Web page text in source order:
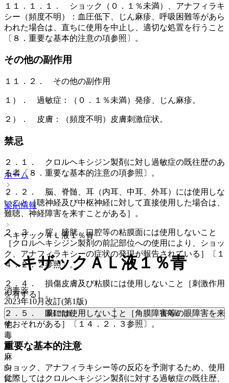
１１．１．１． ショック（０．１％未満）、アナフィラキ
シー（頻度不明）：血圧低下、じん麻疹、呼吸困難等があら
われた場合は、直ちに使用を中止し、適切な処置を行うこと
〔８．重要な基本的注意の項参照〕。
その他の副作用
１１．２． その他の副作用
１）． 過敏症：（０．１％未満）発疹、じん麻疹。
２）． 皮膚：（頻度不明）皮膚刺激症状。
禁忌
２．１． クロルヘキシジン製剤に対し過敏症の既往歴のあ
る者〔８．重要な基本的注意の項参照〕。
２．２． 脳、脊髄、耳（内耳、中耳、外耳）には使用しな
いこと［聴神経及び中枢神経に対して直接使用した場合は、
難聴、神経障害を来すことがある］。
２．３． 腟、膀胱、口腔等の粘膜面には使用しないこと
［クロルヘキシジン製剤の前記部位への使用により、ショッ
ク、アナフィラキシーの症状の発現が報告されている］〔１
４．２．２参照〕。
２．４． 損傷皮膚及び粘膜には使用しないこと［刺激作用
を有する］。
２．５． 眼には使用しないこと［角膜障害等の眼障害を来
すおそれがある］〔１４．２．３参照〕。
重要な基本的注意
ショック、アナフィラキシー等の反応を予測するため、使用
に際してはクロルヘキシジン製剤に対する過敏症の既往歴、
ホーム
薬剤情報
ヘキザックＡＬ液１％青
ヘキザックＡＬ液１％青
消毒薬
2023年10月改訂(第1版)
薬剤情報 後発品
他
毒
劇
麻
向
覚